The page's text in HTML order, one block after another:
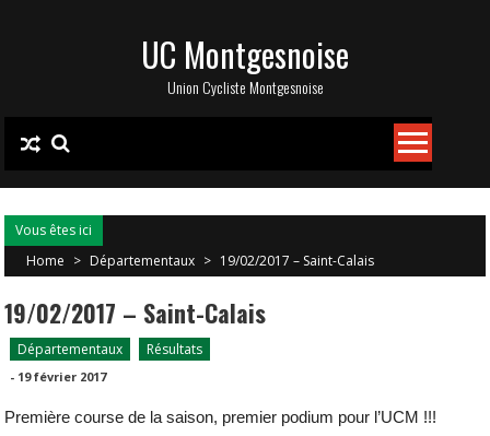
UC Montgesnoise
Union Cycliste Montgesnoise
Vous êtes ici
Home > Départementaux > 19/02/2017 – Saint-Calais
19/02/2017 – Saint-Calais
Départementaux Résultats
- 19 février 2017
Première course de la saison, premier podium pour l’UCM !!!